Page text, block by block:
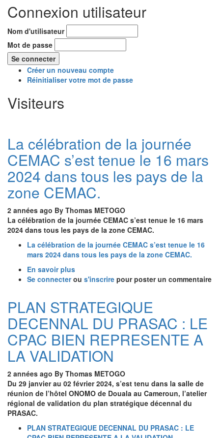
Connexion utilisateur
Nom d'utilisateur
Mot de passe
Créer un nouveau compte
Réinitialiser votre mot de passe
Visiteurs
La célébration de la journée
CEMAC s’est tenue le 16 mars
2024 dans tous les pays de la
zone CEMAC.
2 années ago By Thomas METOGO
La célébration de la journée CEMAC s’est tenue le 16 mars
2024 dans tous les pays de la zone CEMAC.
La célébration de la journée CEMAC s’est tenue le 16
mars 2024 dans tous les pays de la zone CEMAC.
En savoir plus
La
la
journée
CEMAC
s’est
tenue
le
mars
2024
dans
tous
pays
Se connecterou s'inscrire pour poster un commentaire
PLAN STRATEGIQUE
DECENNAL DU PRASAC : LE
CPAC BIEN REPRESENTE A
LA VALIDATION
2 années ago By Thomas METOGO
Du 29 janvier au 02 février 2024, s’est tenu dans la salle de
réunion de l’hôtel ONOMO de Douala au Cameroun, l’atelier
régional de validation du plan stratégique décennal du
PRASAC.
PLAN STRATEGIQUE DECENNAL DU PRASAC : LE